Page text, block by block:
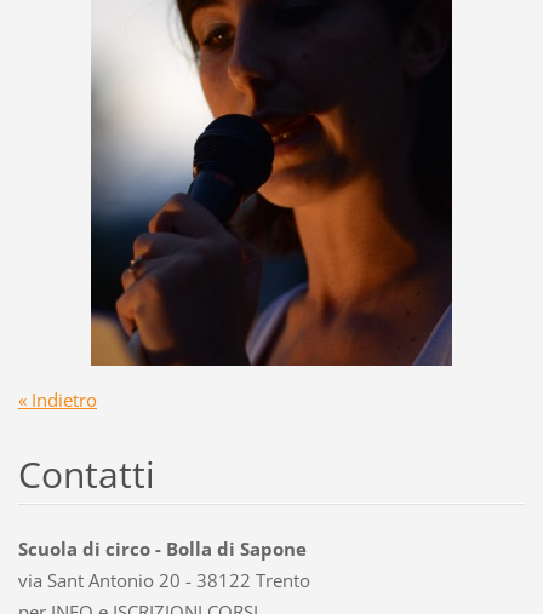
« Indietro
Contatti
Scuola di circo - Bolla di Sapone
via Sant Antonio 20 - 38122 Trento